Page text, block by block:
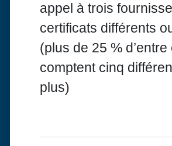
appel à trois
certificats différents
(plus de 25 %
comptent cinq
plus)